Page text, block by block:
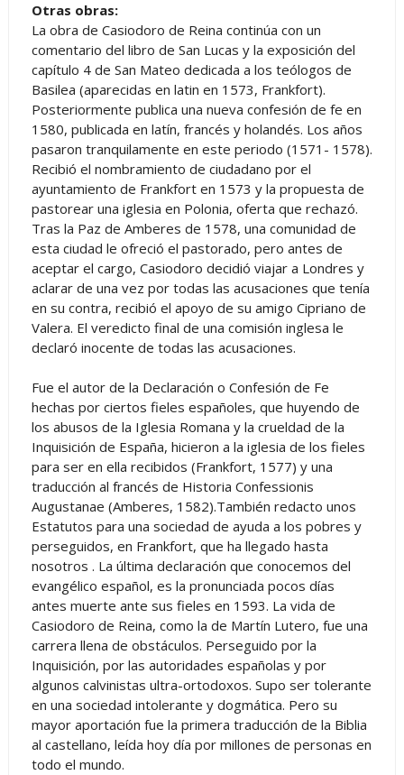
Otras obras:
La obra de Casiodoro de Reina continúa con un
comentario del libro de San Lucas y la exposición del
capítulo 4 de San Mateo dedicada a los teólogos de
Basilea (aparecidas en latin en 1573, Frankfort).
Posteriormente publica una nueva confesión de fe en
1580, publicada en latín, francés y holandés. Los años
pasaron tranquilamente en este periodo (1571- 1578).
Recibió el nombramiento de ciudadano por el
ayuntamiento de Frankfort en 1573 y la propuesta de
pastorear una iglesia en Polonia, oferta que rechazó.
Tras la Paz de Amberes de 1578, una comunidad de
esta ciudad le ofreció el pastorado, pero antes de
aceptar el cargo, Casiodoro decidió viajar a Londres y
aclarar de una vez por todas las acusaciones que tenía
en su contra, recibió el apoyo de su amigo Cipriano de
Valera. El veredicto final de una comisión inglesa le
declaró inocente de todas las acusaciones.
Fue el autor de la Declaración o Confesión de Fe
hechas por ciertos fieles españoles, que huyendo de
los abusos de la Iglesia Romana y la crueldad de la
Inquisición de España, hicieron a la iglesia de los fieles
para ser en ella recibidos (Frankfort, 1577) y una
traducción al francés de Historia Confessionis
Augustanae (Amberes, 1582).También redacto unos
Estatutos para una sociedad de ayuda a los pobres y
perseguidos, en Frankfort, que ha llegado hasta
nosotros . La última declaración que conocemos del
evangélico español, es la pronunciada pocos días
antes muerte ante sus fieles en 1593. La vida de
Casiodoro de Reina, como la de Martín Lutero, fue una
carrera llena de obstáculos. Perseguido por la
Inquisición, por las autoridades españolas y por
algunos calvinistas ultra-ortodoxos. Supo ser tolerante
en una sociedad intolerante y dogmática. Pero su
mayor aportación fue la primera traducción de la Biblia
al castellano, leída hoy día por millones de personas en
todo el mundo.